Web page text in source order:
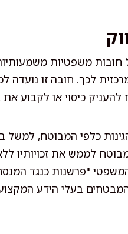
חובות משפטיות
לחוק) היא דוגמה מרכזית לכך.
כיסוי או לקבוע את
כלפי המבוטח, למשל
לממש את זכויותיו
"פרשנות כנגד
בעלי הידע